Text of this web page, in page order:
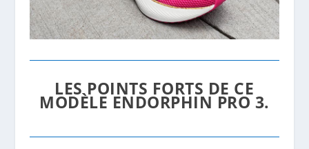
LES POINTS FORTS DE CE
MODÈLE ENDORPHIN PRO 3.